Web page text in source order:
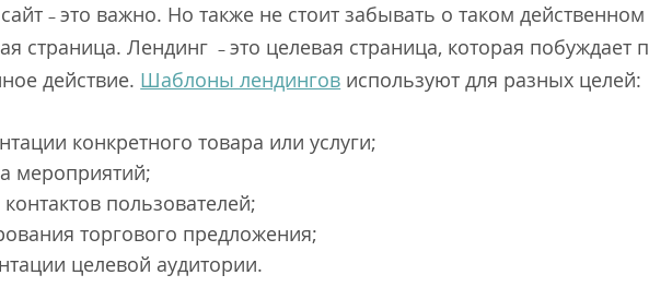
–это важно. Но также не стоит забывать о таком действенном
страница. Лендинг –это целевая страница, которая побуждает
действие. Шаблоны лендингов используют для разных целей:
конкретного товара или услуги;
мероприятий;
пользователей;
торгового предложения;
целевой аудитории.